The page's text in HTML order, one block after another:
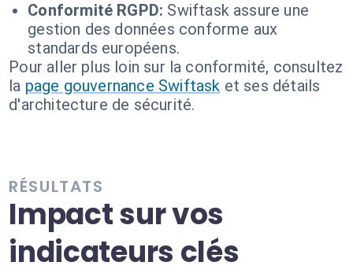
Conformité RGPD: Swiftask assure une
gestion des données conforme aux
standards européens.
Pour aller plus loin sur la conformité, consultez
la page gouvernance Swiftask et ses détails
d'architecture de sécurité.
RÉSULTATS
Impact sur vos
indicateurs clés